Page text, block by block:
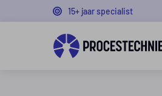
15+ jaar specialist